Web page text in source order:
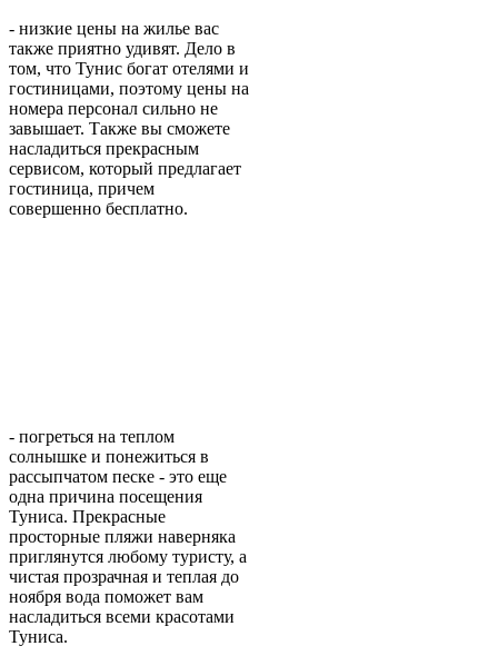
- низкие цены на жилье вас
также приятно удивят. Дело в
том, что Тунис богат отелями и
гостиницами, поэтому цены на
номера персонал сильно не
завышает. Также вы сможете
насладиться прекрасным
сервисом, который предлагает
гостиница, причем
совершенно бесплатно.
- погреться на теплом
солнышке и понежиться в
рассыпчатом песке - это еще
одна причина посещения
Туниса. Прекрасные
просторные пляжи наверняка
приглянутся любому туристу, а
чистая прозрачная и теплая до
ноября вода поможет вам
насладиться всеми красотами
Туниса.